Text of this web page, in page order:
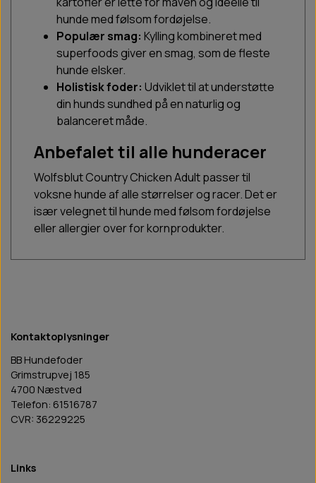
hunde med følsom fordøjelse.
Populær smag: Kylling kombineret med
superfoods giver en smag, som de fleste
hunde elsker.
Holistisk foder: Udviklet til at understøtte
din hunds sundhed på en naturlig og
balanceret måde.
Anbefalet til alle hunderacer
Wolfsblut Country Chicken Adult passer til
voksne hunde af alle størrelser og racer. Det er
især velegnet til hunde med følsom fordøjelse
eller allergier over for kornprodukter.
Kontaktoplysninger
BB Hundefoder
Grimstrupvej 185
4700 Næstved
Telefon: 61516787
CVR: 36229225
Links